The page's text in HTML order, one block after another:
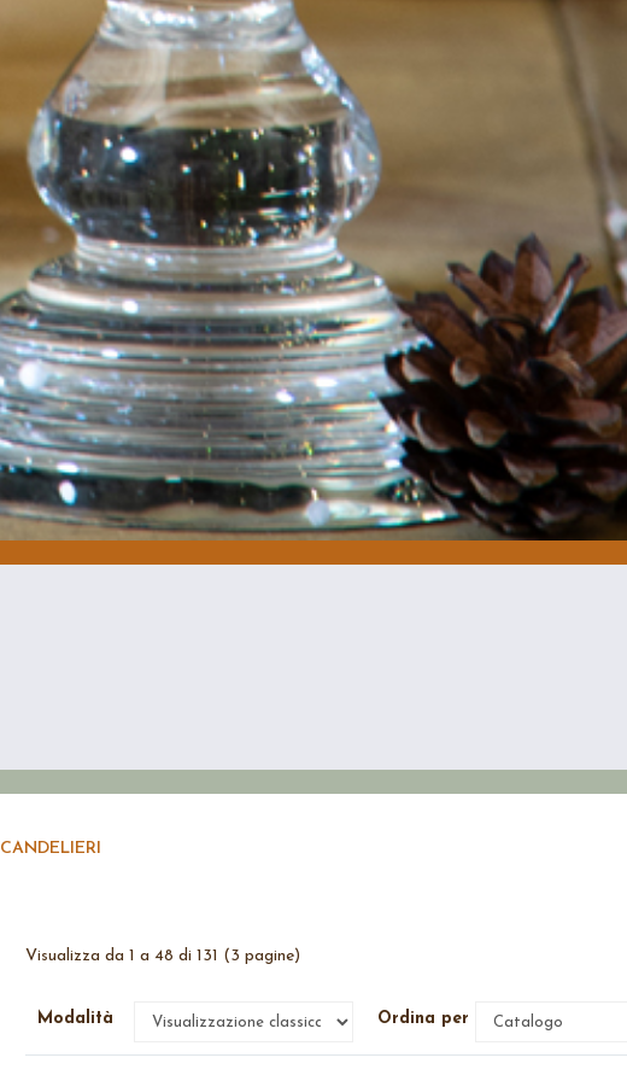
CANDELIERI
Visualizza da 1 a 48 di 131 (3 pagine)
Modalità Ordina per